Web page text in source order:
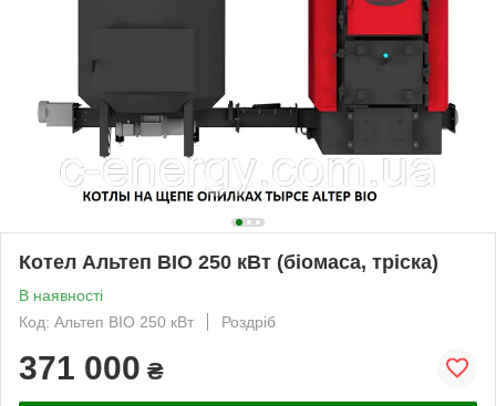
Котел Альтеп BIO 250 кВт (біомаса, тріска)
В наявності
Код: Альтеп BIO 250 кВт
Роздріб
371 000 ₴